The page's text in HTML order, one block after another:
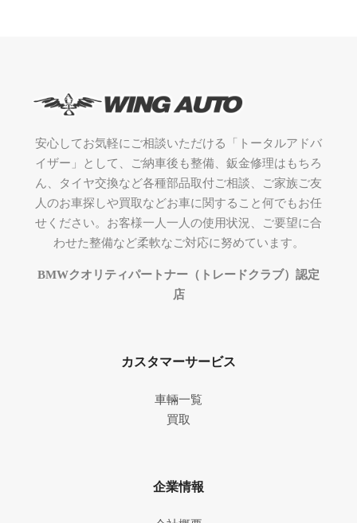
安心してお気軽にご相談いただける「トータルアドバ
イザー」として、ご納車後も整備、鈑金修理はもちろ
ん、タイヤ交換など各種部品取付ご相談、ご家族ご友
人のお車探しや買取などお車に関すること何でもお任
せください。お客様一人一人の使用状況、ご要望に合
わせた整備など柔軟なご対応に努めています。
BMWクオリティパートナー（トレードクラブ）認定
店
カスタマーサービス
車輛一覧
買取
企業情報